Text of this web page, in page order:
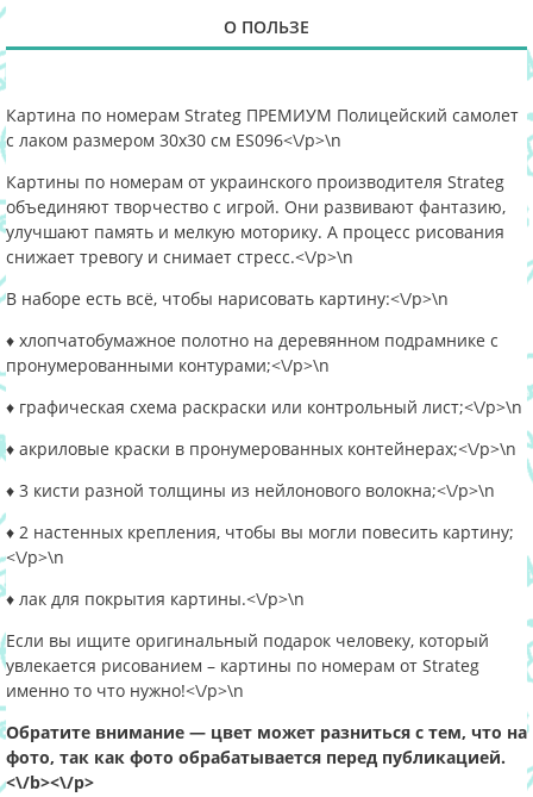
О ПОЛЬЗЕ
Картина по номерам Strateg ПРЕМИУМ Полицейский самолет
с лаком размером 30х30 см ES096<\/p>\n
Картины по номерам от украинского производителя Strateg
объединяют творчество с игрой. Они развивают фантазию,
улучшают память и мелкую моторику. А процесс рисования
снижает тревогу и снимает стресс.<\/p>\n
В наборе есть всё, чтобы нарисовать картину:<\/p>\n
♦ хлопчатобумажное полотно на деревянном подрамнике с
пронумерованными контурами;<\/p>\n
♦ графическая схема раскраски или контрольный лист;<\/p>\n
♦ акриловые краски в пронумерованных контейнерах;<\/p>\n
♦ 3 кисти разной толщины из нейлонового волокна;<\/p>\n
♦ 2 настенных крепления, чтобы вы могли повесить картину;
<\/p>\n
♦ лак для покрытия картины.<\/p>\n
Если вы ищите оригинальный подарок человеку, который
увлекается рисованием – картины по номерам от Strateg
именно то что нужно!<\/p>\n
Обратите внимание — цвет может разниться с тем, что на
фото, так как фото обрабатывается перед публикацией.
<\/b><\/p>